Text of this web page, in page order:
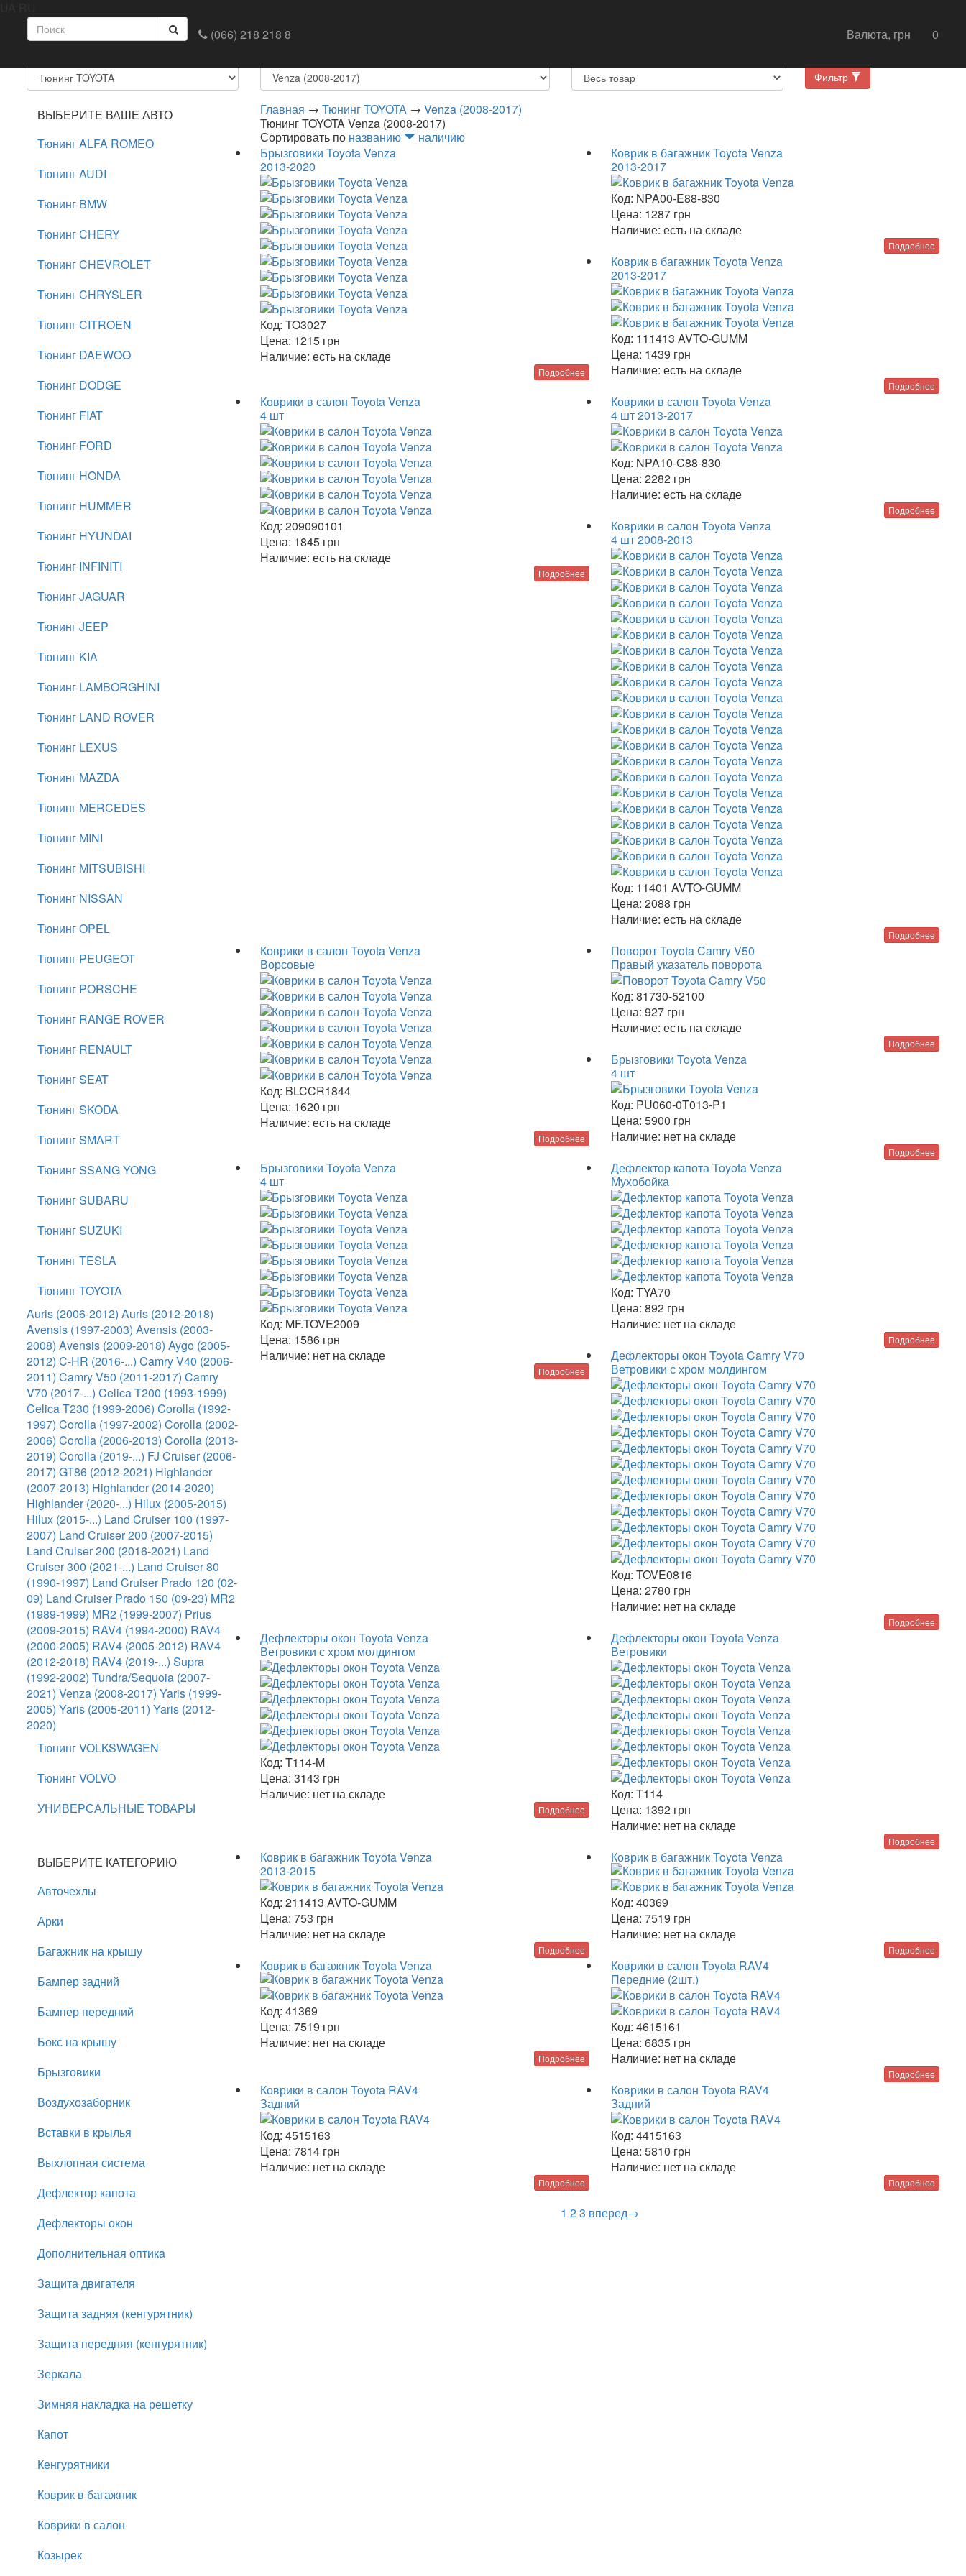
(066) 218 218 8
Валюта, грн 0
Главная Доставка и оплата Обмен и возврат
ВЫБЕРИТЕ МАРКУ И МОДЕЛЬ АВТОМОБИЛЯ
Фильтр
ВЫБЕРИТЕ ВАШЕ АВТО
Тюнинг ALFA ROMEO
Тюнинг AUDI
Тюнинг BMW
Тюнинг CHERY
Тюнинг CHEVROLET
Тюнинг CHRYSLER
Тюнинг CITROEN
Тюнинг DAEWOO
Тюнинг DODGE
Тюнинг FIAT
Тюнинг FORD
Тюнинг HONDA
Тюнинг HUMMER
Тюнинг HYUNDAI
Тюнинг INFINITI
Тюнинг JAGUAR
Тюнинг JEEP
Тюнинг KIA
Тюнинг LAMBORGHINI
Тюнинг LAND ROVER
Тюнинг LEXUS
Тюнинг MAZDA
Тюнинг MERCEDES
Тюнинг MINI
Тюнинг MITSUBISHI
Тюнинг NISSAN
Тюнинг OPEL
Тюнинг PEUGEOT
Тюнинг PORSCHE
Тюнинг RANGE ROVER
Тюнинг RENAULT
Тюнинг SEAT
Тюнинг SKODA
Тюнинг SMART
Тюнинг SSANG YONG
Тюнинг SUBARU
Тюнинг SUZUKI
Тюнинг TESLA
Тюнинг TOYOTA
Auris (2006-2012) Auris (2012-2018)
Avensis (1997-2003) Avensis (2003-
2008) Avensis (2009-2018) Aygo (2005-
2012) C-HR (2016-...) Camry V40 (2006-
2011) Camry V50 (2011-2017) Camry
V70 (2017-...) Celica T200 (1993-1999)
Celica T230 (1999-2006) Corolla (1992-
1997) Corolla (1997-2002) Corolla (2002-
2006) Corolla (2006-2013) Corolla (2013-
2019) Corolla (2019-...) FJ Cruiser (2006-
2017) GT86 (2012-2021) Highlander
(2007-2013) Highlander (2014-2020)
Highlander (2020-...) Hilux (2005-2015)
Hilux (2015-...) Land Cruiser 100 (1997-
2007) Land Cruiser 200 (2007-2015)
Land Cruiser 200 (2016-2021) Land
Cruiser 300 (2021-...) Land Cruiser 80
(1990-1997) Land Cruiser Prado 120 (02-
09) Land Cruiser Prado 150 (09-23) MR2
(1989-1999) MR2 (1999-2007) Prius
(2009-2015) RAV4 (1994-2000) RAV4
(2000-2005) RAV4 (2005-2012) RAV4
(2012-2018) RAV4 (2019-...) Supra
(1992-2002) Tundra/Sequoia (2007-
2021) Venza (2008-2017) Yaris (1999-
2005) Yaris (2005-2011) Yaris (2012-
2020)
Тюнинг VOLKSWAGEN
Тюнинг VOLVO
УНИВЕРСАЛЬНЫЕ ТОВАРЫ
ВЫБЕРИТЕ КАТЕГОРИЮ
Авточехлы
Арки
Багажник на крышу
Бампер задний
Бампер передний
Бокс на крышу
Брызговики
Воздухозаборник
Вставки в крылья
Выхлопная система
Дефлектор капота
Дефлекторы окон
Дополнительная оптикa
Защита двигателя
Защита задняя (кенгурятник)
Защита передняя (кенгурятник)
Зеркала
Зимняя накладка на решетку
Капот
Кенгурятники
Коврик в багажник
Коврики в салон
Козырек
Главная → Тюнинг TOYOTA → Venza (2008-2017)
Тюнинг TOYOTA Venza (2008-2017)
Сортировать по названию
наличию
Брызговики Toyota Venza
2013-2020
Код: TO3027
Цена: 1215 грн
Наличие: есть на складе
Подробнее
Коврик в багажник Toyota Venza
2013-2017
Код: NPA00-E88-830
Цена: 1287 грн
Наличие: есть на складе
Подробнее
Коврик в багажник Toyota Venza
2013-2017
Код: 111413 AVTO-GUMM
Цена: 1439 грн
Наличие: есть на складе
Подробнее
Коврики в салон Toyota Venza
4 шт
Код: 209090101
Цена: 1845 грн
Наличие: есть на складе
Подробнее
Коврики в салон Toyota Venza
4 шт 2013-2017
Код: NPA10-C88-830
Цена: 2282 грн
Наличие: есть на складе
Подробнее
Коврики в салон Toyota Venza
4 шт 2008-2013
Код: 11401 AVTO-GUMM
Цена: 2088 грн
Наличие: есть на складе
Подробнее
Коврики в салон Toyota Venza
Ворсовые
Код: BLCCR1844
Цена: 1620 грн
Наличие: есть на складе
Подробнее
Поворот Toyota Camry V50
Правый указатель поворота
Код: 81730-52100
Цена: 927 грн
Наличие: есть на складе
Подробнее
Брызговики Toyota Venza
4 шт
Код: PU060-0T013-P1
Цена: 5900 грн
Наличие: нет на складе
Подробнее
Брызговики Toyota Venza
4 шт
Код: MF.TOVE2009
Цена: 1586 грн
Наличие: нет на складе
Подробнее
Дефлектор капота Toyota Venza
Мухобойка
Код: TYA70
Цена: 892 грн
Наличие: нет на складе
Подробнее
Дефлекторы окон Toyota Camry V70
Ветровики с хром молдингом
Код: TOVE0816
Цена: 2780 грн
Наличие: нет на складе
Подробнее
Дефлекторы окон Toyota Venza
Ветровики с хром молдингом
Код: T114-M
Цена: 3143 грн
Наличие: нет на складе
Подробнее
Дефлекторы окон Toyota Venza
Ветровики
Код: T114
Цена: 1392 грн
Наличие: нет на складе
Подробнее
Коврик в багажник Toyota Venza
2013-2015
Код: 211413 AVTO-GUMM
Цена: 753 грн
Наличие: нет на складе
Подробнее
Коврик в багажник Toyota Venza
Код: 40369
Цена: 7519 грн
Наличие: нет на складе
Подробнее
Коврик в багажник Toyota Venza
Код: 41369
Цена: 7519 грн
Наличие: нет на складе
Подробнее
Коврики в салон Toyota RAV4
Передние (2шт.)
Код: 4615161
Цена: 6835 грн
Наличие: нет на складе
Подробнее
Коврики в салон Toyota RAV4
Задний
Код: 4515163
Цена: 7814 грн
Наличие: нет на складе
Подробнее
Коврики в салон Toyota RAV4
Задний
Код: 4415163
Цена: 5810 грн
Наличие: нет на складе
Подробнее
1 23 вперед→